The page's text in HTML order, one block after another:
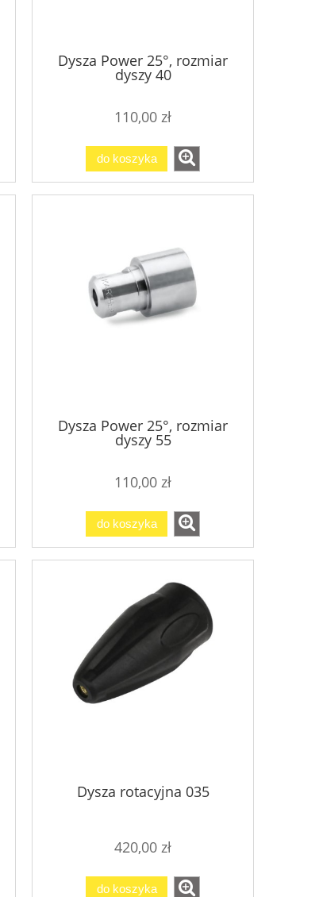
Dysza Power 25°, rozmiar
dyszy 40
110,00 zł
do koszyka
Dysza Power 25°, rozmiar
dyszy 55
110,00 zł
do koszyka
Dysza rotacyjna 035
420,00 zł
do koszyka